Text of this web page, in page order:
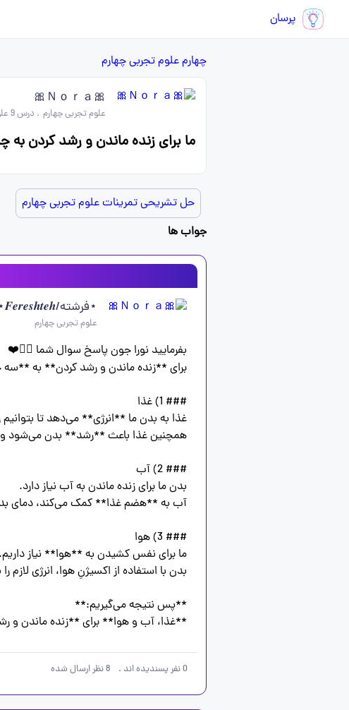
پرسان
چهارمعلوم تجربی چهارم
🎀Ｎｏｒａ🎀
علوم تجربی چهارم . درس 9 علوم چهارم
ما برای زنده ماندن و رشد کردن به
حل تشریحی تمرینات علوم تجربی چهارم
جواب ها
⋆فرشته/𝑭𝒆𝒓𝒆𝒔𝒉𝒕𝒆𝒉⋆
علوم تجربی چهارم
### 2) آب
**غذا، آب و هوا** برای **زنده ماندن و
0نفر پسندیده اند .
8نظر ارسال شده